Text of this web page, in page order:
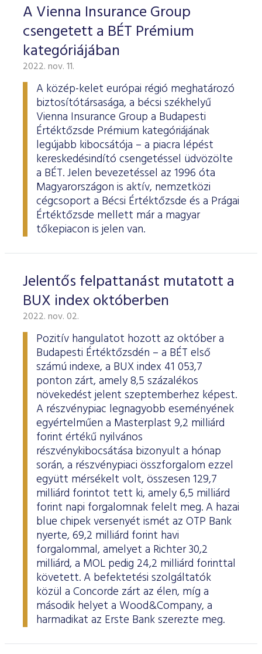
A Vienna Insurance Group
csengetett a BÉT Prémium
kategóriájában
2022. nov. 11.
A közép-kelet európai régió meghatározó
biztosítótársasága, a bécsi székhelyű
Vienna Insurance Group a Budapesti
Értéktőzsde Prémium kategóriájának
legújabb kibocsátója – a piacra lépést
kereskedésindító csengetéssel üdvözölte
a BÉT. Jelen bevezetéssel az 1996 óta
Magyarországon is aktív, nemzetközi
cégcsoport a Bécsi Értéktőzsde és a Prágai
Értéktőzsde mellett már a magyar
tőkepiacon is jelen van.
Jelentős felpattanást mutatott a
BUX index októberben
2022. nov. 02.
Pozitív hangulatot hozott az október a
Budapesti Értéktőzsdén – a BÉT első
számú indexe, a BUX index 41 053,7
ponton zárt, amely 8,5 százalékos
növekedést jelent szeptemberhez képest.
A részvénypiac legnagyobb eseményének
egyértelműen a Masterplast 9,2 milliárd
forint értékű nyilvános
részvénykibocsátása bizonyult a hónap
során, a részvénypiaci összforgalom ezzel
együtt mérsékelt volt, összesen 129,7
milliárd forintot tett ki, amely 6,5 milliárd
forint napi forgalomnak felelt meg. A hazai
blue chipek versenyét ismét az OTP Bank
nyerte, 69,2 milliárd forint havi
forgalommal, amelyet a Richter 30,2
milliárd, a MOL pedig 24,2 milliárd forinttal
követett. A befektetési szolgáltatók
közül a Concorde zárt az élen, míg a
második helyet a Wood&Company, a
harmadikat az Erste Bank szerezte meg.